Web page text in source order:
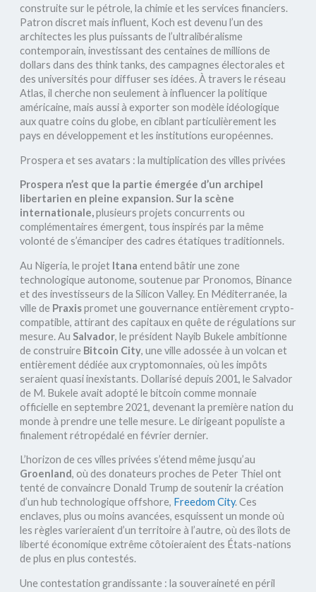
construite sur le pétrole, la chimie et les services financiers.
Patron discret mais influent, Koch est devenu l’un des
architectes les plus puissants de l’ultralibéralisme
contemporain, investissant des centaines de millions de
dollars dans des think tanks, des campagnes électorales et
des universités pour diffuser ses idées. À travers le réseau
Atlas, il cherche non seulement à influencer la politique
américaine, mais aussi à exporter son modèle idéologique
aux quatre coins du globe, en ciblant particulièrement les
pays en développement et les institutions européennes.
Prospera et ses avatars : la multiplication des villes privées
Prospera n’est que la partie émergée d’un archipel
libertarien en pleine expansion. Sur la scène
internationale,plusieurs projets concurrents ou
complémentaires émergent, tous inspirés par la même
volonté de s’émanciper des cadres étatiques traditionnels.
Au Nigeria, le projet Itana entend bâtir une zone
technologique autonome, soutenue par Pronomos, Binance
et des investisseurs de la Silicon Valley. En Méditerranée, la
ville de Praxispromet une gouvernance entièrement crypto-
compatible, attirant des capitaux en quête de régulations sur
mesure. Au Salvador, le président Nayib Bukele ambitionne
de construire Bitcoin City, une ville adossée à un volcan et
entièrement dédiée aux cryptomonnaies, où les impôts
seraient quasi inexistants. Dollarisé depuis 2001, le Salvador
de M. Bukele avait adopté le bitcoin comme monnaie
officielle en septembre 2021, devenant la première nation du
monde à prendre une telle mesure. Le dirigeant populiste a
finalement rétropédalé en février dernier.
L’horizon de ces villes privées s’étend même jusqu’au
Groenland, où des donateurs proches de Peter Thiel ont
tenté de convaincre Donald Trump de soutenir la création
d’un hub technologique offshore, Freedom City. Ces
enclaves, plus ou moins avancées, esquissent un monde où
les règles varieraient d’un territoire à l’autre, où des îlots de
liberté économique extrême côtoieraient des États-nations
de plus en plus contestés.
Une contestation grandissante : la souveraineté en péril